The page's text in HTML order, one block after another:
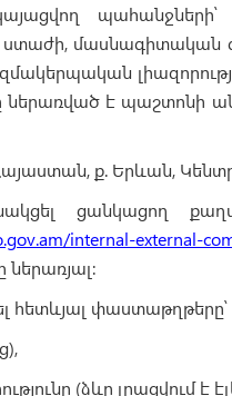
մասնագիտական
ներառված է պաշտոնի
ք. Երևան,
ցանկացող
internal-external-
ներառյալ:
հետևյալ փաստաթղթերը՝
(ձևը լրացվում է